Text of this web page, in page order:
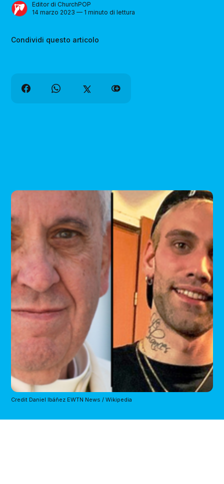
Editor di ChurchPOP
14 marzo 2023 — 1 minuto di lettura
Condividi questo articolo
Credit Daniel Ibáñez EWTN News / Wikipedia